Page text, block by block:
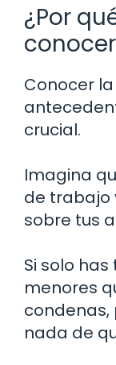
¿Por
Conocer
crucial.
Imagina
de trabajo
sobre tus
Si solo
menores
condenas,
nada de